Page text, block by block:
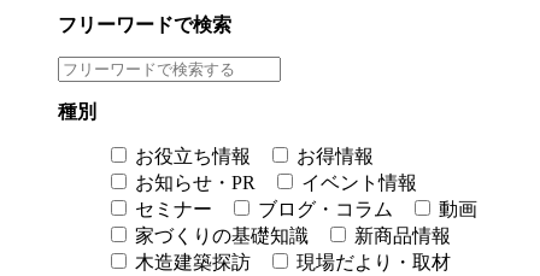
フリーワードで検索
種別
お役立ち情報
お得情報
お知らせ・PR
イベント情報
セミナー
ブログ・コラム
動画
家づくりの基礎知識
新商品情報
木造建築探訪
現場だより・取材